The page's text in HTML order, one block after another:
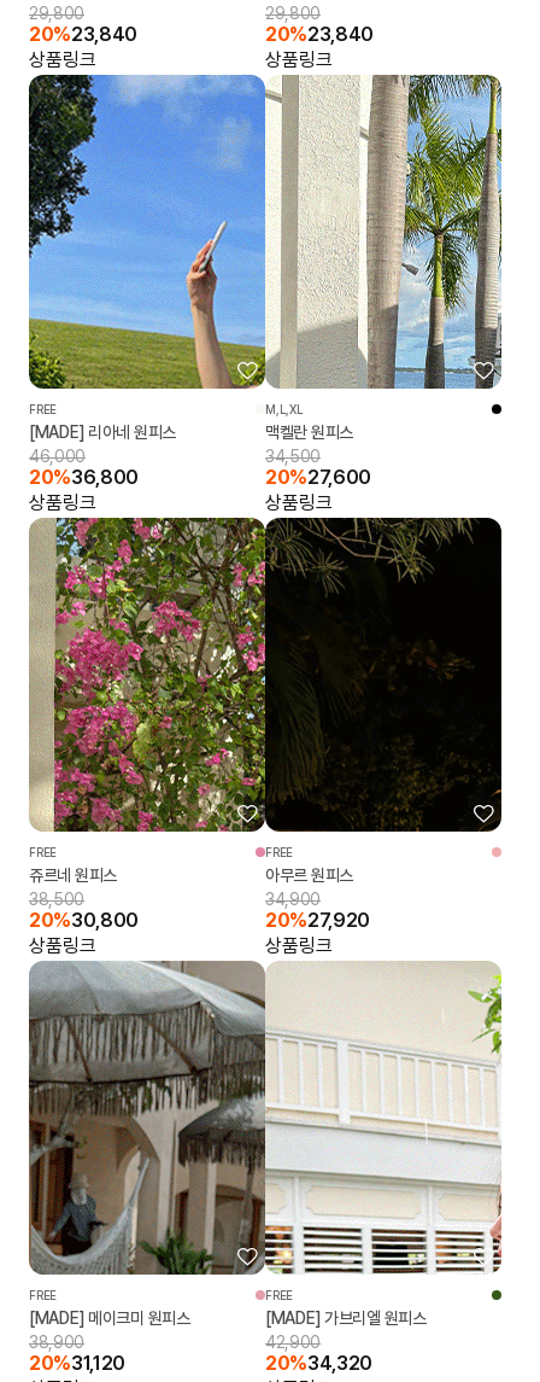
29,800
20%23,840
상품링크
29,800
20%23,840
상품링크
FREE
[MADE] 리아네 원피스
46,000
20%36,800
상품링크
M,L,XL
맥켈란 원피스
34,500
20%27,600
상품링크
FREE
쥬르네 원피스
38,500
20%30,800
상품링크
FREE
아무르 원피스
34,900
20%27,920
상품링크
FREE
[MADE] 메이크미 원피스
38,900
20%31,120
FREE
[MADE] 가브리엘 원피스
42,900
20%34,320